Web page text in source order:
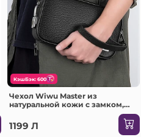
КэшБэк: 600
Чехол Wiwu Master из
натуральной кожи с замком,
отпечатком пальца, черный.
1199 Л